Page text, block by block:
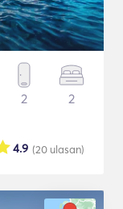
2 2
(20 ulasan)
4.9